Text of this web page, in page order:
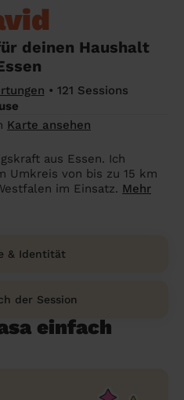
deinen Haushalt
• 121 Sessions
Karte ansehen
aus Essen. Ich
Umkreis von bis zu 15 km
im Einsatz. Mehr
& Identität
der Session
einfach
Was du
es sich?
Was kostet
schwarz -
sich legale